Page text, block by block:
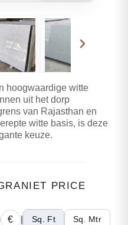
hoogwaardige witte
uit het dorp
van Rajasthan en
witte basis, is deze
keuze.
PRICE
€ Sq. Ft Sq. Mtr